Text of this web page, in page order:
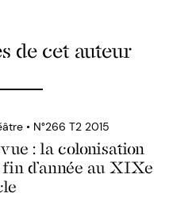
de cet auteur
• N°266 T2 2015
: la colonisation
d’année au XIXe